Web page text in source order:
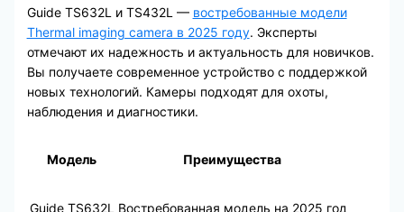
Guide TS632L и TS432L — востребованные модели
Thermal imaging camera в 2025 году. Эксперты
отмечают их надежность и актуальность для новичков.
Вы получаете современное устройство с поддержкой
новых технологий. Камеры подходят для охоты,
наблюдения и диагностики.
Модель Преимущества
Guide TS632L Востребованная модель на 2025 год